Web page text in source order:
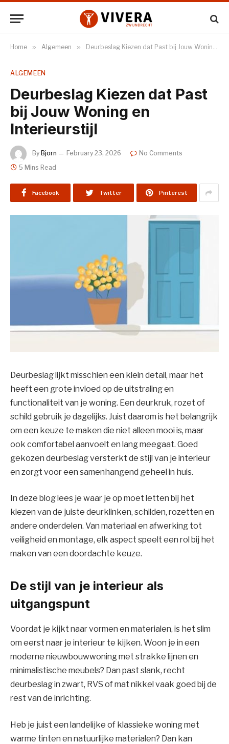
Home » Algemeen » Deurbeslag Kiezen dat Past bij Jouw Woning en Interieurstijl
ALGEMEEN
Deurbeslag Kiezen dat Past
bij Jouw Woning en
Interieurstijl
By Bjorn February 23, 2026
No Comments
5 Mins Read
Facebook Twitter Pinterest
Deurbeslag lijkt misschien een klein detail, maar het
heeft een grote invloed op de uitstraling en
functionaliteit van je woning. Een deurkruk, rozet of
schild gebruik je dagelijks. Juist daarom is het belangrijk
om een keuze te maken die niet alleen mooi is, maar
ook comfortabel aanvoelt en lang meegaat. Goed
gekozen deurbeslag versterkt de stijl van je interieur
en zorgt voor een samenhangend geheel in huis.
In deze blog lees je waar je op moet letten bij het
kiezen van de juiste deurklinken, schilden, rozetten en
andere onderdelen. Van materiaal en afwerking tot
veiligheid en montage, elk aspect speelt een rol bij het
maken van een doordachte keuze.
De stijl van je interieur als
uitgangspunt
Voordat je kijkt naar vormen en materialen, is het slim
om eerst naar je interieur te kijken. Woon je in een
moderne nieuwbouwwoning met strakke lijnen en
minimalistische meubels? Dan past slank, recht
deurbeslag in zwart, RVS of mat nikkel vaak goed bij de
rest van de inrichting.
Heb je juist een landelijke of klassieke woning met
warme tinten en natuurlijke materialen? Dan kan